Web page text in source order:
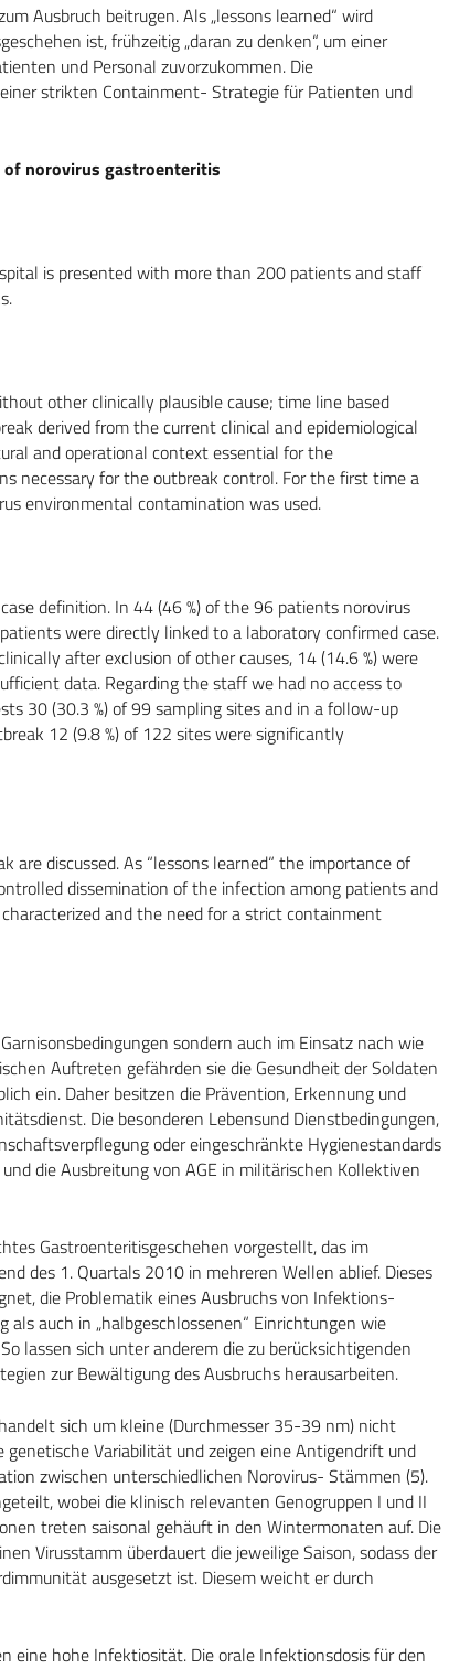
Ausbruch beitrugen. Als „lessons learned“ wird
ist, frühzeitig „daran zu denken“, um einer
und Personal zuvorzukommen. Die
strikten Containment- Strategie für Patienten und
of norovirus gastroenteritis
is presented with more than 200 patients and staff
other clinically plausible cause; time line based
derived from the current clinical and epidemiological
and operational context essential for the
necessary for the outbreak control. For the first time a
environmental contamination was used.
definition. In 44 (46 %) of the 96 patients norovirus
were directly linked to a laboratory confirmed case.
after exclusion of other causes, 14 (14.6 %) were
data. Regarding the staff we had no access to
30 (30.3 %) of 99 sampling sites and in a follow-up
12 (9.8 %) of 122 sites were significantly
discussed. As “lessons learned“ the importance of
dissemination of the infection among patients and
and the need for a strict containment
sondern auch im Einsatz nach wie
Auftreten gefährden sie die Gesundheit der Soldaten
ein. Daher besitzen die Prävention, Erkennung und
Die besonderen Lebensund Dienstbedingungen,
oder eingeschränkte Hygienestandards
die Ausbreitung von AGE in militärischen Kollektiven
Gastroenteritisgeschehen vorgestellt, das im
des 1. Quartals 2010 in mehreren Wellen ablief. Dieses
die Problematik eines Ausbruchs von Infektions-
auch in „halbgeschlossenen“ Einrichtungen wie
lassen sich unter anderem die zu berücksichtigenden
zur Bewältigung des Ausbruchs herausarbeiten.
sich um kleine (Durchmesser 35-39 nm) nicht
Variabilität und zeigen eine Antigendrift und
zwischen unterschiedlichen Norovirus- Stämmen (5).
wobei die klinisch relevanten Genogruppen I und II
treten saisonal gehäuft in den Wintermonaten auf. Die
Virusstamm überdauert die jeweilige Saison, sodass der
ausgesetzt ist. Diesem weicht er durch
eine hohe Infektiosität. Die orale Infektionsdosis für den